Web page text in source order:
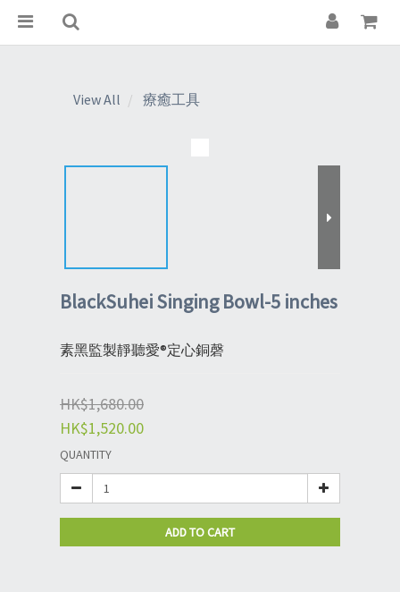
View All 療癒工具
BlackSuhei Singing Bowl-5 inches
素黑監製靜聽愛®定心銅磬
HK$1,680.00
HK$1,520.00
QUANTITY
ADD TO CART